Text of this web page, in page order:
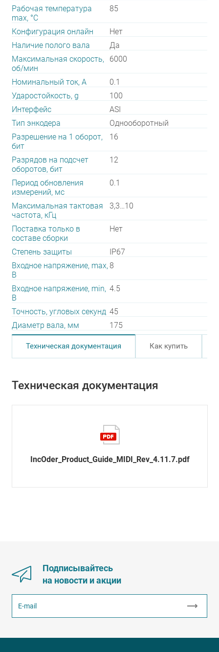
Рабочая температура
max, °С
85
Конфигурация онлайн
Нет
Наличие полого вала
Да
Максимальная скорость,
об/мин
6000
Номинальный ток, А
0.1
Ударостойкость, g
100
Интерфейс
ASI
Тип энкодера
Однооборотный
Разрешение на 1 оборот,
бит
16
Разрядов на подсчет
оборотов, бит
12
Период обновления
измерений, мс
0.1
Максимальная тактовая
частота, кГц
3,3…10
Поставка только в
составе сборки
Нет
Степень защиты
IP67
Входное напряжение, max,
В
8
Входное напряжение, min,
В
4.5
Точность, угловых секунд 45
Диаметр вала, мм
175
Техническая документация Как купить
Техническая документация
IncOder_Product_Guide_MIDI_Rev_4.11.7.pdf
Подписывайтесь
на новости и акции